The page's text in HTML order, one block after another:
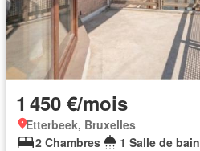
1 450 €/mois
Etterbeek, Bruxelles
2 Chambres
1 Salle de bain